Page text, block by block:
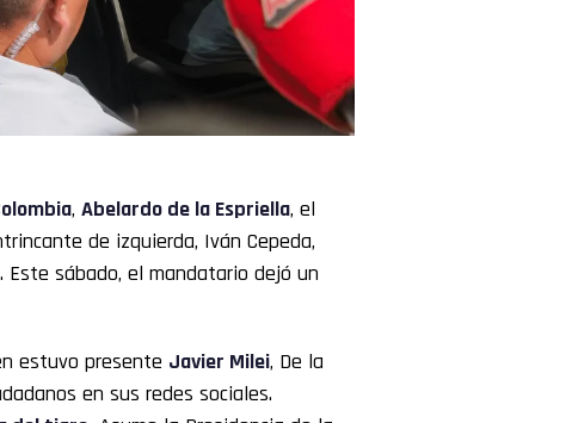
, Abelardo de la Espriella, el
de izquierda, Iván Cepeda,
sábado, el mandatario dejó un
estuvo presente Javier Milei, De la
en sus redes sociales.